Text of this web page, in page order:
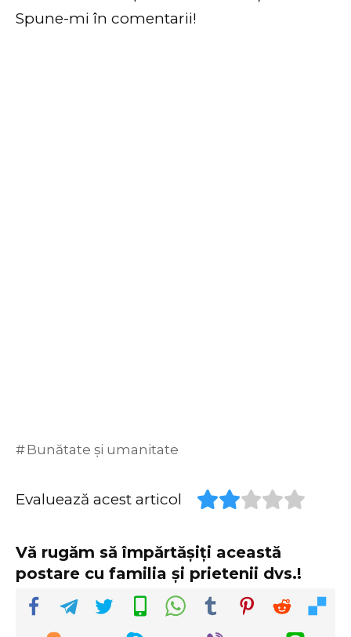
Spune-mi în comentarii!
Bunătate și umanitate
Evaluează acest articol
Vă rugăm să împărtășiți această
postare cu familia și prietenii dvs.!